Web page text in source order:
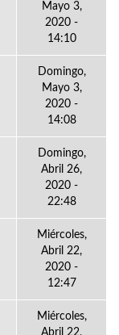
Mayo 3,
2020 -
14:10
Domingo,
Mayo 3,
2020 -
14:08
Domingo,
Abril 26,
2020 -
22:48
Miércoles,
Abril 22,
2020 -
12:47
Miércoles,
Abril 22,